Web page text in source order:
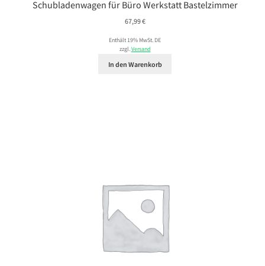
Schubladenwagen für Büro Werkstatt Bastelzimmer
67,99€
Enthält 19% MwSt. DE
zzgl.Versand
In den Warenkorb